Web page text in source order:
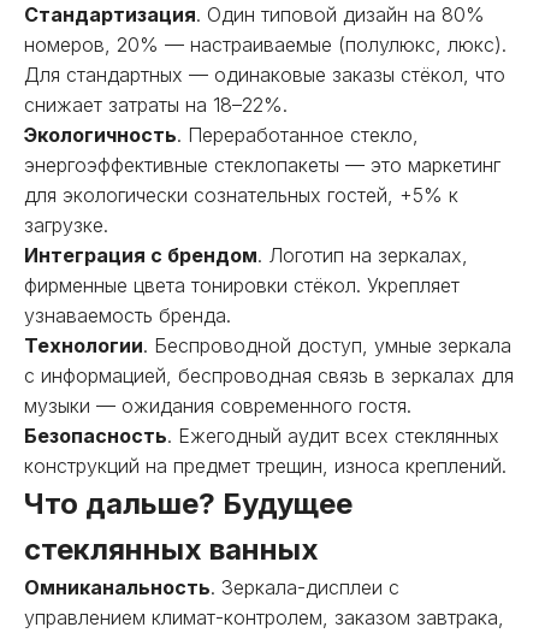
Стандартизация. Один типовой дизайн на 80%
номеров, 20% — настраиваемые (полулюкс, люкс).
Для стандартных — одинаковые заказы стёкол, что
снижает затраты на 18–22%.
Экологичность. Переработанное стекло,
энергоэффективные стеклопакеты — это маркетинг
для экологически сознательных гостей, +5% к
загрузке.
Интеграция с брендом. Логотип на зеркалах,
фирменные цвета тонировки стёкол. Укрепляет
узнаваемость бренда.
Технологии. Беспроводной доступ, умные зеркала
с информацией, беспроводная связь в зеркалах для
музыки — ожидания современного гостя.
Безопасность. Ежегодный аудит всех стеклянных
конструкций на предмет трещин, износа креплений.
Что дальше? Будущее
стеклянных ванных
Омниканальность. Зеркала-дисплеи с
управлением климат-контролем, заказом завтрака,